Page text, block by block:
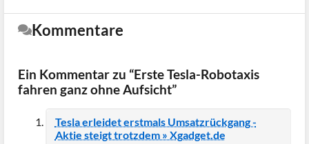
Kommentare
Ein Kommentar zu “Erste Tesla-Robotaxis
fahren ganz ohne Aufsicht”
Tesla erleidet erstmals Umsatzrückgang -
Aktie steigt trotzdem » Xgadget.de